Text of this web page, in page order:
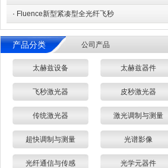
· Fluence新型紧凑型全光纤飞秒
产品分类 公司产品
太赫兹设备 太赫兹器件
飞秒激光器 皮秒激光器
传统激光器 激光调制与测量
超快调制与测量 光谱影像
光纤通信与传感 光学元器件